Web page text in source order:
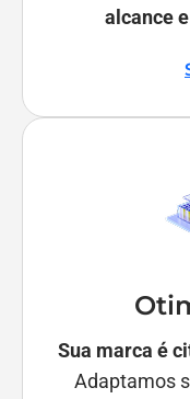
alcance
Sua marca é
Adaptamos